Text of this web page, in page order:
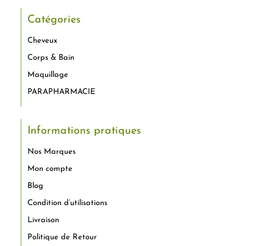
Catégories
Cheveux
Corps & Bain
Maquillage
PARAPHARMACIE
Informations pratiques
Nos Marques
Mon compte
Blog
Condition d’utilisations
Livraison
Politique de Retour